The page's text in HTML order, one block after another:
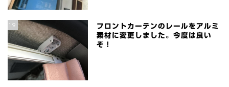
19
フロントカーテンのレールをアルミ
素材に変更しました。今度は良い
ぞ！